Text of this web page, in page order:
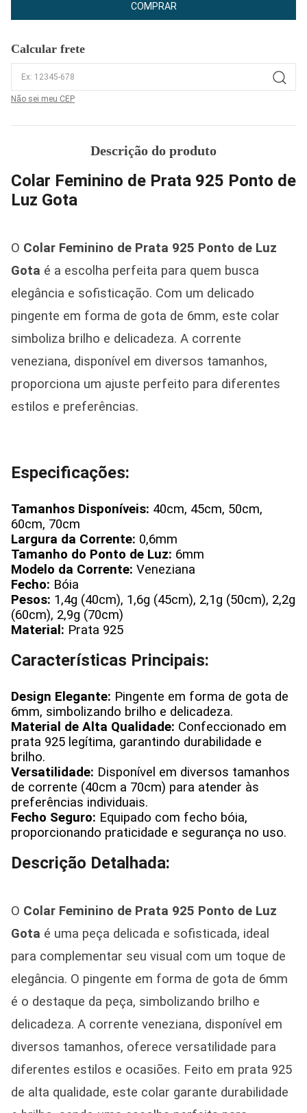
COMPRAR
Calcular frete
Não sei meu CEP
Descrição do produto
Colar Feminino de Prata 925 Ponto de
Luz Gota
O Colar Feminino de Prata 925 Ponto de Luz
Gota é a escolha perfeita para quem busca
elegância e sofisticação. Com um delicado
pingente em forma de gota de 6mm, este colar
simboliza brilho e delicadeza. A corrente
veneziana, disponível em diversos tamanhos,
proporciona um ajuste perfeito para diferentes
estilos e preferências.
Especificações:
Tamanhos Disponíveis: 40cm, 45cm, 50cm,
60cm, 70cm
Largura da Corrente: 0,6mm
Tamanho do Ponto de Luz: 6mm
Modelo da Corrente: Veneziana
Fecho: Bóia
Pesos: 1,4g (40cm), 1,6g (45cm), 2,1g (50cm), 2,2g
(60cm), 2,9g (70cm)
Material: Prata 925
Características Principais:
Design Elegante: Pingente em forma de gota de
6mm, simbolizando brilho e delicadeza.
Material de Alta Qualidade: Confeccionado em
prata 925 legítima, garantindo durabilidade e
brilho.
Versatilidade: Disponível em diversos tamanhos
de corrente (40cm a 70cm) para atender às
preferências individuais.
Fecho Seguro: Equipado com fecho bóia,
proporcionando praticidade e segurança no uso.
Descrição Detalhada:
O Colar Feminino de Prata 925 Ponto de Luz
Gota é uma peça delicada e sofisticada, ideal
para complementar seu visual com um toque de
elegância. O pingente em forma de gota de 6mm
é o destaque da peça, simbolizando brilho e
delicadeza. A corrente veneziana, disponível em
diversos tamanhos, oferece versatilidade para
diferentes estilos e ocasiões. Feito em prata 925
de alta qualidade, este colar garante durabilidade